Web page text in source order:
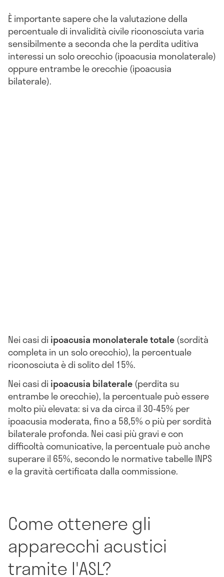
È importante sapere che la valutazione della
percentuale di invalidità civile riconosciuta varia
sensibilmente a seconda che la perdita uditiva
interessi un solo orecchio (ipoacusia monolaterale)
oppure entrambe le orecchie (ipoacusia
bilaterale).
Nei casi di ipoacusia monolaterale totale(sordità
completa in un solo orecchio), la percentuale
riconosciuta è di solito del 15%.
Nei casi di ipoacusia bilaterale(perdita su
entrambe le orecchie), la percentuale può essere
molto più elevata: si va da circa il 30-45% per
ipoacusia moderata, fino a 58,5% o più per sordità
bilaterale profonda. Nei casi più gravi e con
difficoltà comunicative, la percentuale può anche
superare il 65%, secondo le normative tabelle INPS
e la gravità certificata dalla commissione.
Come ottenere gli
apparecchi acustici
tramite l'ASL?